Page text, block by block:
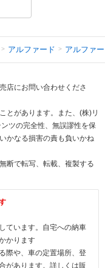
アルファード アルファ
店にお問い合わせくださ
とがあります。また、(株)リ
ツの完全性、無誤謬性を保
かなる損害の責も負いかね
断で転写、転載、複製する
ています。自宅への納車
かります
際や、車の定置場所、登
があります。詳しくは販